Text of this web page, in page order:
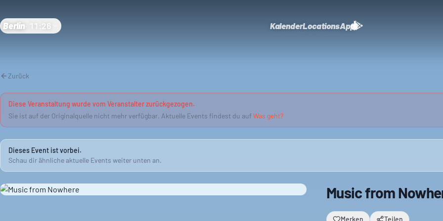
Berlin· 11:26 KalenderLocationsApp
Zurück
Diese Veranstaltung wurde vom Veranstalter zurückgezogen.
Sie ist auf der Originalquelle nicht mehr verfügbar. Aktuelle Events findest du auf Was geht?
Dieses Event ist vorbei.
Schau dir ähnliche aktuelle Events weiter unten an.
Music from
Merken Teilen